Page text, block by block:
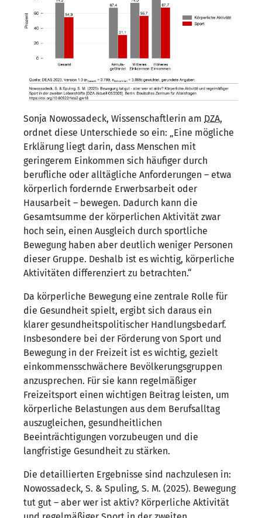
Sonja Nowossadeck, Wissenschaftlerin am DZA,
ordnet diese Unterschiede so ein: „Eine mögliche
Erklärung liegt darin, dass Menschen mit
geringerem Einkommen sich häufiger durch
berufliche oder alltägliche Anforderungen – etwa
körperlich fordernde Erwerbsarbeit oder
Hausarbeit – bewegen. Dadurch kann die
Gesamtsumme der körperlichen Aktivität zwar
hoch sein, einen Ausgleich durch sportliche
Bewegung haben aber deutlich weniger Personen
dieser Gruppe. Deshalb ist es wichtig, körperliche
Aktivitäten differenziert zu betrachten.“
Da körperliche Bewegung eine zentrale Rolle für
die Gesundheit spielt, ergibt sich daraus ein
klarer gesundheitspolitischer Handlungsbedarf.
Insbesondere bei der Förderung von Sport und
Bewegung in der Freizeit ist es wichtig, gezielt
einkommensschwächere Bevölkerungsgruppen
anzusprechen. Für sie kann regelmäßiger
Freizeitsport einen wichtigen Beitrag leisten, um
körperliche Belastungen aus dem Berufsalltag
auszugleichen, gesundheitlichen
Beeinträchtigungen vorzubeugen und die
langfristige Gesundheit zu stärken.
Die detaillierten Ergebnisse sind nachzulesen in:
Nowossadeck, S. & Spuling, S. M. (2025). Bewegung
tut gut – aber wer ist aktiv? Körperliche Aktivität